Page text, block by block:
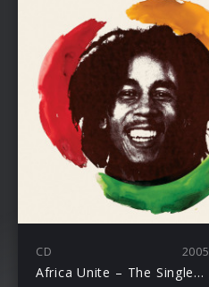
CD 2005
Africa Unite – The Singles Collection (2CD Version)